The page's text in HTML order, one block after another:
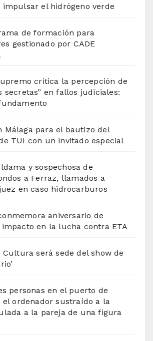
el hidrógeno verde
de formación para
gestionado por CADE
critica la percepción de
secretas” en fallos judiciales:
Málaga para el bautizo del
TUI con un invitado especial
y sospechosa de
a Ferraz, llamados a
en caso hidrocarburos
aniversario de
en la lucha contra ETA
Cultura será sede del show de
personas en el puerto de
el ordenador sustraído a la
a la pareja de una figura